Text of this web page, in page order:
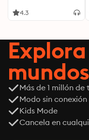
4.3
mundos
Más de 1 millón de
Modo sin conexión
Kids Mode
Cancela en